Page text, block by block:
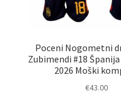
Poceni Nogometni
Zubimendi #18
2026 Moški
€43.00